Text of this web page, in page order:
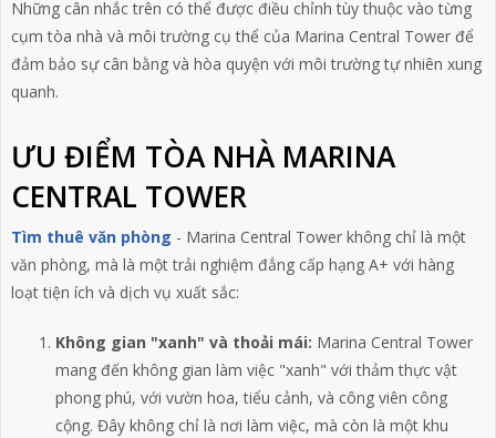
Những cân nhắc trên có thể được điều chỉnh tùy thuộc vào từng
cụm tòa nhà và môi trường cụ thể của Marina Central Towerđể
đảm bảo sự cân bằng và hòa quyện với môi trường tự nhiên xung
quanh.
ƯU ĐIỂM TÒA NHÀ MARINA
CENTRAL TOWER
Tìm thuê văn phòng - Marina Central Towerkhông chỉ là một
văn phòng, mà là một trải nghiệm đẳng cấp hạng A+ với hàng
loạt tiện ích và dịch vụ xuất sắc:
Không gian "xanh" và thoải mái: Marina Central Tower
mang đến không gian làm việc "xanh" với thảm thực vật
phong phú, với vườn hoa, tiểu cảnh, và công viên công
cộng. Đây không chỉ là nơi làm việc, mà còn là một khu